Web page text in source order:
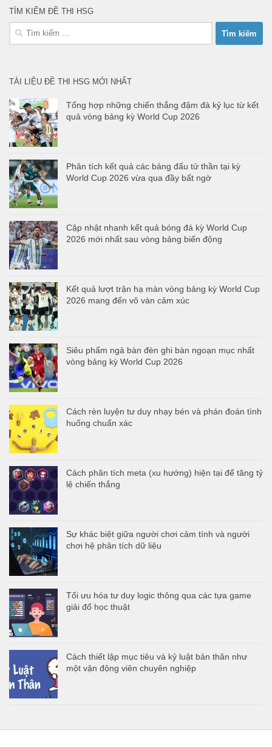
TÌM KIẾM ĐỀ THI HSG
Tìm
kiếm
TÀI LIỆU ĐỀ THI HSG MỚI NHẤT
Tổng hợp những chiến thắng đậm đà kỷ lục từ kết
quả vòng bảng kỳ World Cup 2026
Phân tích kết quả các bảng đấu tử thần tại kỳ
World Cup 2026 vừa qua đầy bất ngờ
Cập nhật nhanh kết quả bóng đá kỳ World Cup
2026 mới nhất sau vòng bảng biến động
Kết quả lượt trận hạ màn vòng bảng kỳ World Cup
2026 mang đến vô vàn cảm xúc
Siêu phẩm ngả bàn đèn ghi bàn ngoạn mục nhất
vòng bảng kỳ World Cup 2026
Cách rèn luyện tư duy nhạy bén và phán đoán tình
huống chuẩn xác
Cách phân tích meta (xu hướng) hiện tại để tăng tỷ
lệ chiến thắng
Sự khác biệt giữa người chơi cảm tính và người
chơi hệ phân tích dữ liệu
Tối ưu hóa tư duy logic thông qua các tựa game
giải đố học thuật
Cách thiết lập mục tiêu và kỷ luật bản thân như
một vận động viên chuyên nghiệp